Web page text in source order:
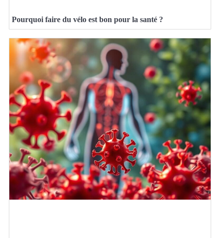
Pourquoi faire du vélo est bon pour la santé ?